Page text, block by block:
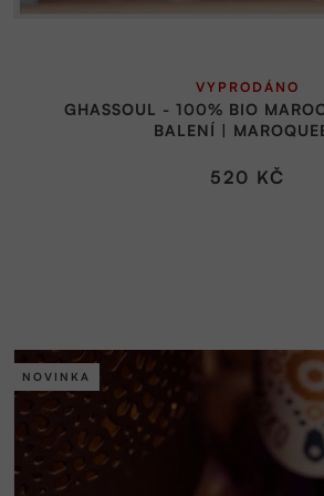
ů
GHASSOUL - 100% BIO
BALENÍ |
VYPRODÁNO
520 KČ
NOVINKA